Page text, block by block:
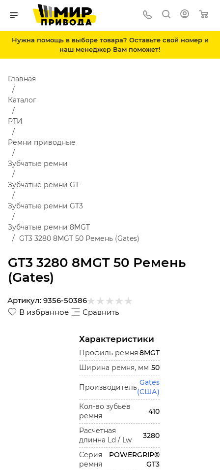
Нужна помощь в выборе товара? Оставьте свой номер и
наш менеджер Вам поможет!
GT3 3280 8MGT 50 Ремень
(Gates)
Главная
Каталог
РТИ
Ремни приводные
Зубчатые ремни
Зубчатые ремни GT
Зубчатые ремни GT3
Зубчатые ремни 8MGT
GT3 3280 8MGT 50 Ремень (Gates)
В избранное Сравнить
Артикул: 9356-50386
Характеристики
Профиль ремня 8MGT
Ширина ремня, мм 50
Производитель
Gates
(США)
Кол-во зубьев
ремня
410
Расчетная
длинна Ld / Lw
3280
Серия
ремня
POWERGRIP®
GT3